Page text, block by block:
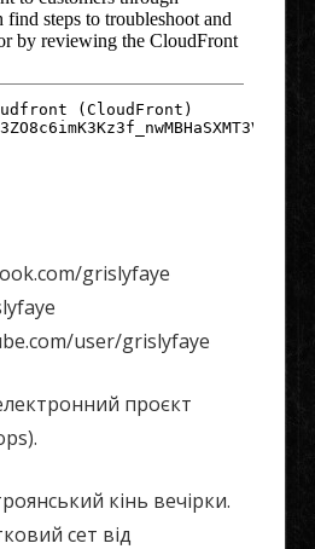
grislyfaye
user/grislyfaye
проєкт
кінь вечірки.
сет від